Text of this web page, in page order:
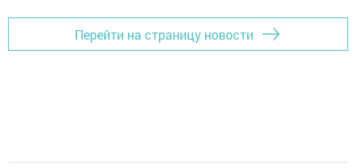
Перейти на страницу новости